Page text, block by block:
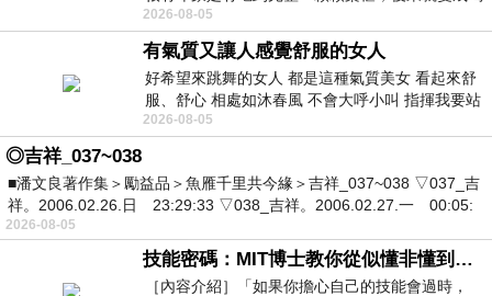
桑椹汁。 現在是連喝都沒喝
2026-08-05
有氣質又讓人感覺舒服的女人
好希望來跳舞的女人 都是這種氣質美女 看起來舒
服、舒心 相處如沐春風 不會大呼小叫 指揮我要站
哪個位子 妳老幾？？
2026-08-05
◎吉祥_037~038
■潘文良著作集＞勵益品＞魚雁千里共今緣＞吉祥_037~038 ▽037_吉
祥。2006.02.26.日 23:29:33 ▽038_吉祥。2006.02.27.一 00:05:
2026-08-05
技能密碼：MIT博士教你從似懂非懂到穩定輸出，把專業變事業的職能升級攻略 /麥特．比恩(容錯)
［內容介紹］「如果你擔心自己的技能會過時，